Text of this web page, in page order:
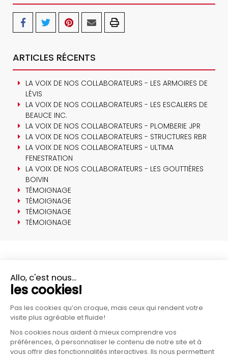
ARTICLES RÉCENTS
LA VOIX DE NOS COLLABORATEURS - LES ARMOIRES DE
LÉVIS
LA VOIX DE NOS COLLABORATEURS - LES ESCALIERS DE
BEAUCE INC.
LA VOIX DE NOS COLLABORATEURS - PLOMBERIE JPR
LA VOIX DE NOS COLLABORATEURS - STRUCTURES RBR
LA VOIX DE NOS COLLABORATEURS - ULTIMA
FENESTRATION
LA VOIX DE NOS COLLABORATEURS - LES GOUTTIÈRES
BOIVIN
TÉMOIGNAGE
TÉMOIGNAGE
TÉMOIGNAGE
TÉMOIGNAGE
PLUS D'INFORMATIONS?